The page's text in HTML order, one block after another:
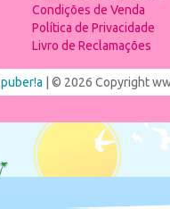
Condições de Venda
Política de Privacidade
Livro de Reclamações
puber!a | © 2026 Copyright